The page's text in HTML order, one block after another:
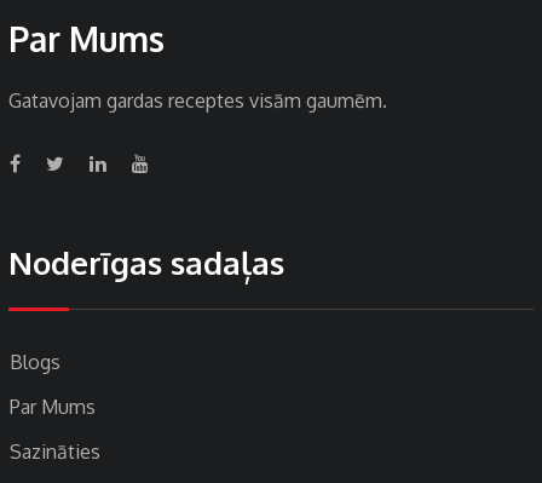
Par Mums
Gatavojam gardas receptes visām gaumēm.
Noderīgas sadaļas
Blogs
Par Mums
Sazināties